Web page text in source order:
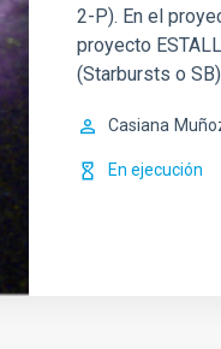
2-P). En el
proyecto
(Starbursts o
Casiana
En ejecución